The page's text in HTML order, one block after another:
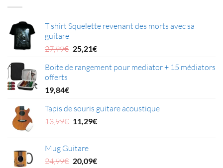
T shirt Squelette revenant des morts avec sa
guitare
27,99€ Le
initial
25,21€Le
actuel
Boite de rangement pour mediator + 15 médiators
offerts
19,84€
Tapis de souris guitare acoustique
13,99€ Le
était :
13,99€.
11,29€Le
11,29€.
Mug Guitare
24,99€ Le
20,09€Le